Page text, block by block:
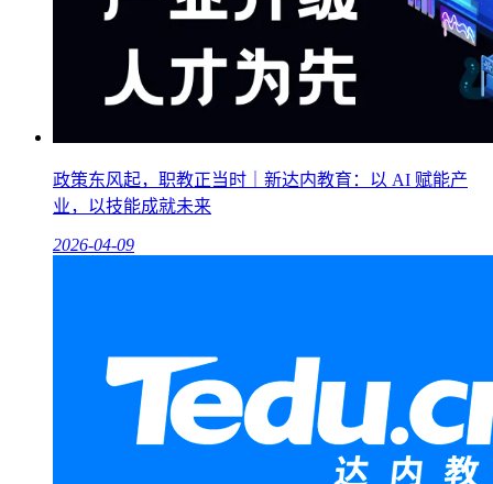
政策东风起，职教正当时｜新达内教育：以 AI 赋能产
业，以技能成就未来
2026-04-09